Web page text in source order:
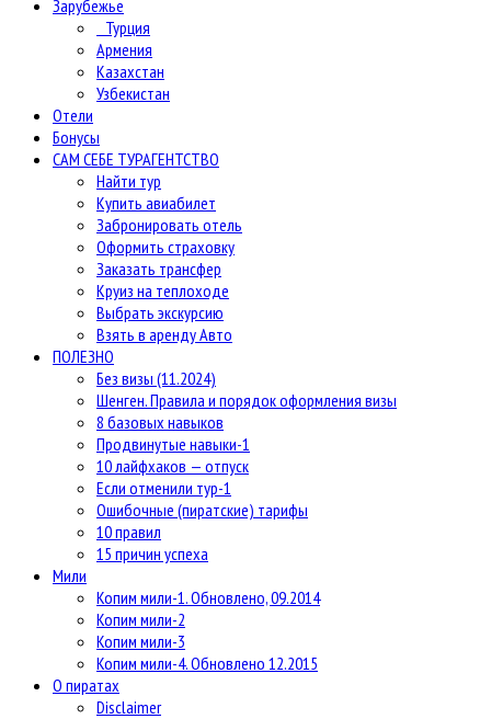
Зарубежье
Турция
Армения
Казахстан
Узбекистан
Отели
Бонусы
САМ СЕБЕ ТУРАГЕНТСТВО
Найти тур
Купить авиабилет
Забронировать отель
Оформить страховку
Заказать трансфер
Круиз на теплоходе
Выбрать экскурсию
Взять в аренду Авто
ПОЛЕЗНО
Без визы (11.2024)
Шенген. Правила и порядок оформления визы
8 базовых навыков
Продвинутые навыки-1
10 лайфхаков — отпуск
Если отменили тур-1
Ошибочные (пиратские) тарифы
10 правил
15 причин успеха
Мили
Копим мили-1. Обновлено, 09.2014
Копим мили-2
Копим мили-3
Копим мили-4. Обновлено 12.2015
О пиратах
Disclaimer